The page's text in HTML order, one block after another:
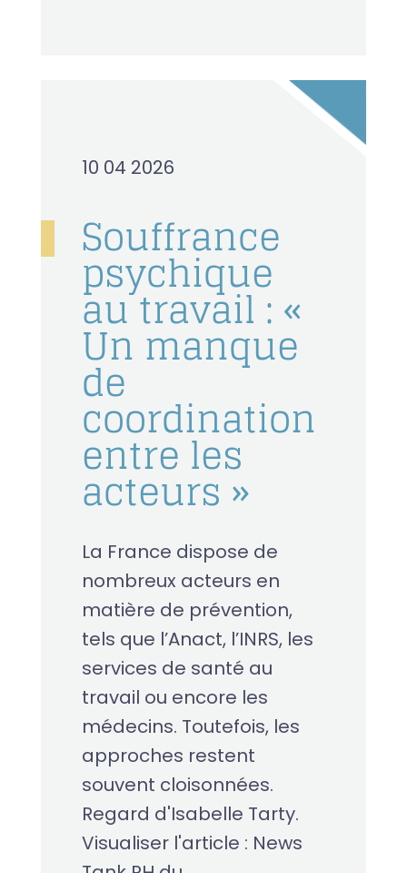
10 04 2026
Souffrance
psychique
au travail : «
Un manque
de
coordination
entre les
acteurs »
La France dispose de
nombreux acteurs en
matière de prévention,
tels que l’Anact, l’INRS, les
services de santé au
travail ou encore les
médecins. Toutefois, les
approches restent
souvent cloisonnées.
Regard d'Isabelle Tarty.
Visualiser l'article : News